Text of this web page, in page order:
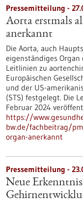
Pressemitteilung -
Aorta erstmals
anerkannt
Die Aorta, auch
eigenständiges Organ
Leitlinien zu
Europäischen
und der US-
(STS) festgelegt. Die
Februar 2024
https://
bw.de/fachbeitrag/
organ-anerkannt
Pressemitteilung -
Neue